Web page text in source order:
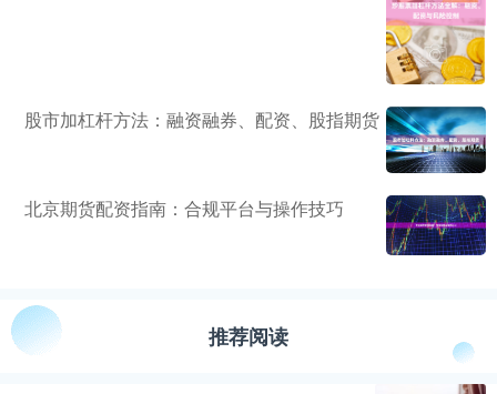
股市加杠杆方法：融资融券、配资、股指期货
北京期货配资指南：合规平台与操作技巧
推荐阅读